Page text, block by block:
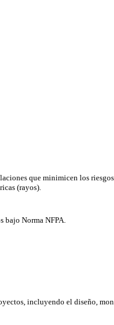
que minimicen los
(rayos).
Norma NFPA.
incluyendo el diseño,